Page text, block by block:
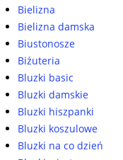
Bielizna
Bielizna damska
Biustonosze
Biżuteria
Bluzki basic
Bluzki damskie
Bluzki hiszpanki
Bluzki koszulowe
Bluzki na co dzień